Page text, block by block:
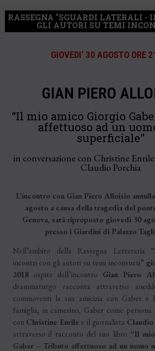
RASSEGNA "SGUARDI LATERALI -
GLI AUTORI SU TEMI
GIOVEDI' 30 AGOSTO ORE
GIAN PIERO
“Il mio amico Giorgio
affettuoso ad un
superficiale”
in conversazione con Christine
Claudio Porchia
L’incontro con Gian Piero Alloisio
agosto a causa della tragedia del
Genova, sarà riproposto giovedì 30
presso i Giardini di Palazzo
Nell’ambito della Rassegna Letteraria
incontri con gli autori su temi inconsueti”
2018 ospite dell’incontro Gian Piero
drammaturgo racconta attraverso
commoventi la sua amicizia con Gaber e
famiglia, in camerino, Gaber come persona.
con Christine Enrile e il giornalista
attraverso il racconto del suo libro “Il
Gaber – Tributo affettuoso ad un uomo